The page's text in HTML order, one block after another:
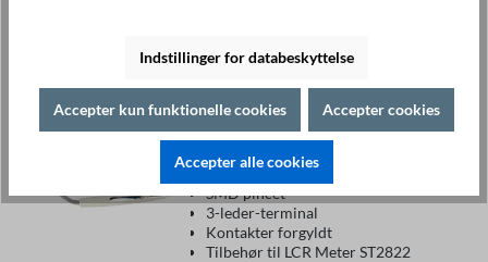
SMD pincet ST26029C
59,00 €*
SMD pincet
3-leder-terminal
Kontakter forgyldt
Tilbehør til LCR Meter ST2822
Indstillinger for databeskyttelse
Accepter kun funktionelle cookies Accepter cookies
Accepter alle cookies